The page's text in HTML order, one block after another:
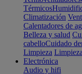
Térmicos
Climatización
Calentadores de
Belleza y salud
cabelloCuidado
Limpieza
Electrónica
Audio y hifi